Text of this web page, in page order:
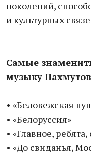
поколений,
и культурных
Самые
музыку
• «Беловежская
• «Белоруссия»
• «Главное,
• «До свиданья,